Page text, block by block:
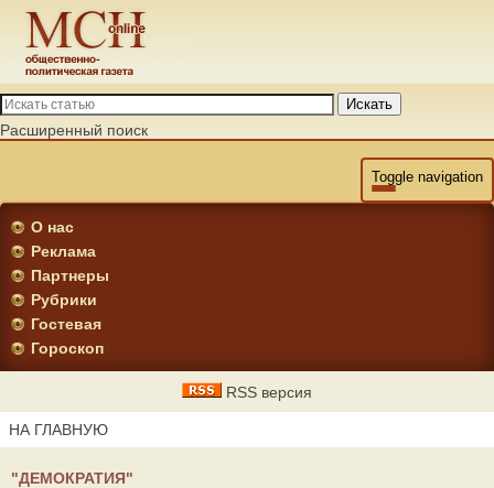
Искать
Расширенный поиск
Toggle navigation
О нас
Реклама
Партнеры
Рубрики
Гостевая
Гороскоп
RSS версия
НА ГЛАВНУЮ
"ДЕМОКРАТИЯ"